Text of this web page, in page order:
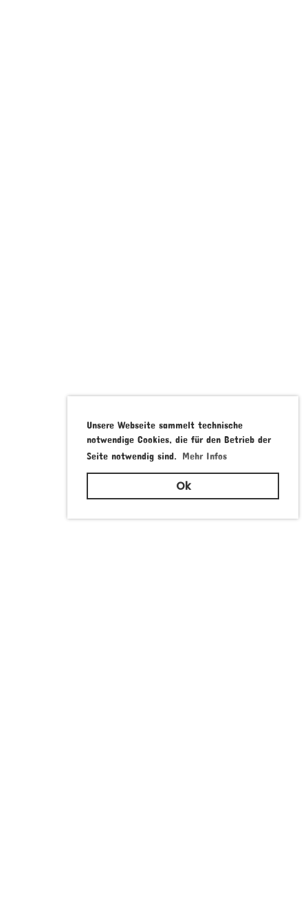
Unsere Webseite sammelt technische
notwendige Cookies, die für den Betrieb der
Seite notwendig sind. Mehr Infos
Ok